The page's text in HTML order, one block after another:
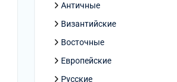
Античные
Византийские
Восточные
Европейские
Русские